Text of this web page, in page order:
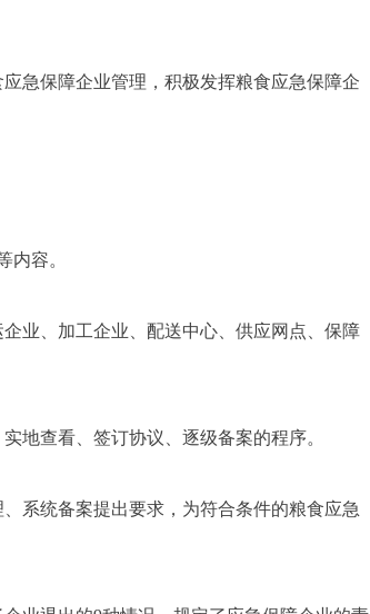
急保障企业管理，积极发挥粮食应急保障企
内容。
业、加工企业、配送中心、供应网点、保障
地查看、签订协议、逐级备案的程序。
系统备案提出要求，为符合条件的粮食应急